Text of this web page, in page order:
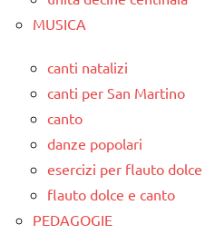
MUSICA
canti natalizi
canti per San Martino
canto
danze popolari
esercizi per flauto dolce
flauto dolce e canto
PEDAGOGIE